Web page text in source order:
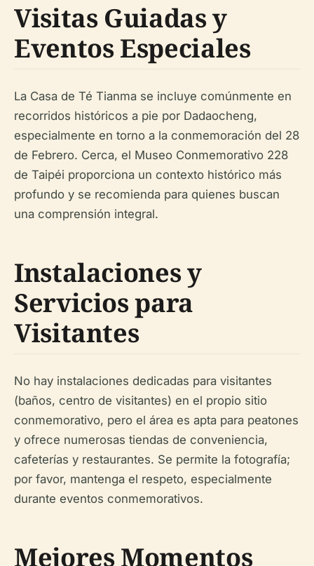
Visitas Guiadas y
Eventos Especiales
La Casa de Té Tianma se incluye comúnmente en
recorridos históricos a pie por Dadaocheng,
especialmente en torno a la conmemoración del 28
de Febrero. Cerca, el Museo Conmemorativo 228
de Taipéi proporciona un contexto histórico más
profundo y se recomienda para quienes buscan
una comprensión integral.
Instalaciones y
Servicios para
Visitantes
No hay instalaciones dedicadas para visitantes
(baños, centro de visitantes) en el propio sitio
conmemorativo, pero el área es apta para peatones
y ofrece numerosas tiendas de conveniencia,
cafeterías y restaurantes. Se permite la fotografía;
por favor, mantenga el respeto, especialmente
durante eventos conmemorativos.
Mejores Momentos